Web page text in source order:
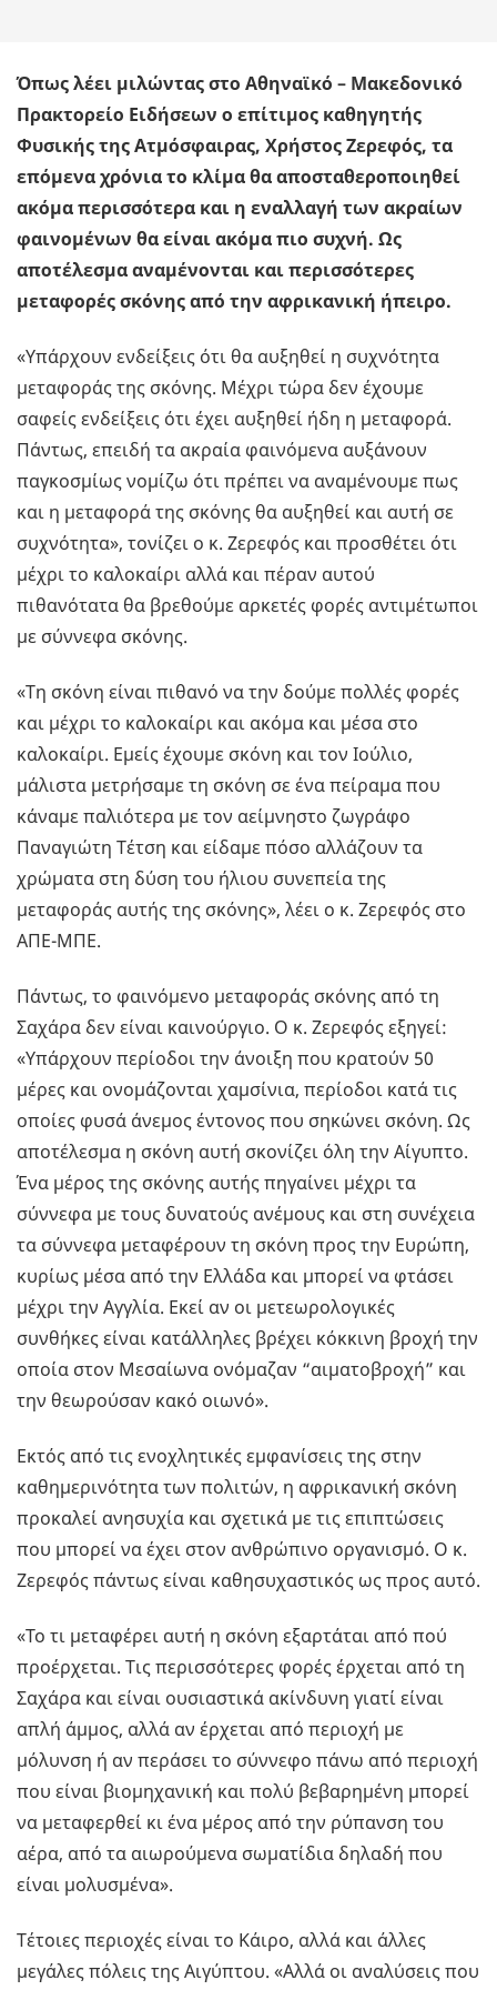
Όπως λέει μιλώντας στο Αθηναϊκό – Μακεδονικό
Πρακτορείο Ειδήσεων ο επίτιμος καθηγητής
Φυσικής της Ατμόσφαιρας, Χρήστος Ζερεφός, τα
επόμενα χρόνια το κλίμα θα αποσταθεροποιηθεί
ακόμα περισσότερα και η εναλλαγή των ακραίων
φαινομένων θα είναι ακόμα πιο συχνή. Ως
αποτέλεσμα αναμένονται και περισσότερες
μεταφορές σκόνης από την αφρικανική ήπειρο.
«Υπάρχουν ενδείξεις ότι θα αυξηθεί η συχνότητα
μεταφοράς της σκόνης. Μέχρι τώρα δεν έχουμε
σαφείς ενδείξεις ότι έχει αυξηθεί ήδη η μεταφορά.
Πάντως, επειδή τα ακραία φαινόμενα αυξάνουν
παγκοσμίως νομίζω ότι πρέπει να αναμένουμε πως
και η μεταφορά της σκόνης θα αυξηθεί και αυτή σε
συχνότητα», τονίζει ο κ. Ζερεφός και προσθέτει ότι
μέχρι το καλοκαίρι αλλά και πέραν αυτού
πιθανότατα θα βρεθούμε αρκετές φορές αντιμέτωποι
με σύννεφα σκόνης.
«Τη σκόνη είναι πιθανό να την δούμε πολλές φορές
και μέχρι το καλοκαίρι και ακόμα και μέσα στο
καλοκαίρι. Εμείς έχουμε σκόνη και τον Ιούλιο,
μάλιστα μετρήσαμε τη σκόνη σε ένα πείραμα που
κάναμε παλιότερα με τον αείμνηστο ζωγράφο
Παναγιώτη Τέτση και είδαμε πόσο αλλάζουν τα
χρώματα στη δύση του ήλιου συνεπεία της
μεταφοράς αυτής της σκόνης», λέει ο κ. Ζερεφός στο
ΑΠΕ-ΜΠΕ.
Πάντως, το φαινόμενο μεταφοράς σκόνης από τη
Σαχάρα δεν είναι καινούργιο. Ο κ. Ζερεφός εξηγεί:
«Υπάρχουν περίοδοι την άνοιξη που κρατούν 50
μέρες και ονομάζονται χαμσίνια, περίοδοι κατά τις
οποίες φυσά άνεμος έντονος που σηκώνει σκόνη. Ως
αποτέλεσμα η σκόνη αυτή σκονίζει όλη την Αίγυπτο.
Ένα μέρος της σκόνης αυτής πηγαίνει μέχρι τα
σύννεφα με τους δυνατούς ανέμους και στη συνέχεια
τα σύννεφα μεταφέρουν τη σκόνη προς την Ευρώπη,
κυρίως μέσα από την Ελλάδα και μπορεί να φτάσει
μέχρι την Αγγλία. Εκεί αν οι μετεωρολογικές
συνθήκες είναι κατάλληλες βρέχει κόκκινη βροχή την
οποία στον Μεσαίωνα ονόμαζαν “αιματοβροχή” και
την θεωρούσαν κακό οιωνό».
Εκτός από τις ενοχλητικές εμφανίσεις της στην
καθημερινότητα των πολιτών, η αφρικανική σκόνη
προκαλεί ανησυχία και σχετικά με τις επιπτώσεις
που μπορεί να έχει στον ανθρώπινο οργανισμό. Ο κ.
Ζερεφός πάντως είναι καθησυχαστικός ως προς αυτό.
«Το τι μεταφέρει αυτή η σκόνη εξαρτάται από πού
προέρχεται. Τις περισσότερες φορές έρχεται από τη
Σαχάρα και είναι ουσιαστικά ακίνδυνη γιατί είναι
απλή άμμος, αλλά αν έρχεται από περιοχή με
μόλυνση ή αν περάσει το σύννεφο πάνω από περιοχή
που είναι βιομηχανική και πολύ βεβαρημένη μπορεί
να μεταφερθεί κι ένα μέρος από την ρύπανση του
αέρα, από τα αιωρούμενα σωματίδια δηλαδή που
είναι μολυσμένα».
Τέτοιες περιοχές είναι το Κάιρο, αλλά και άλλες
μεγάλες πόλεις της Αιγύπτου. «Αλλά οι αναλύσεις που